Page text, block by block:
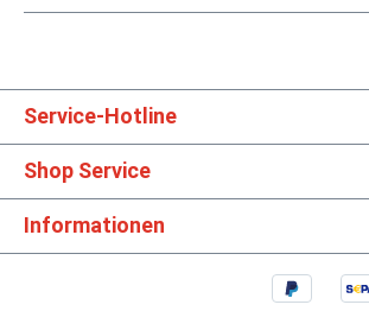
Service-Hotline
Shop Service
Informationen